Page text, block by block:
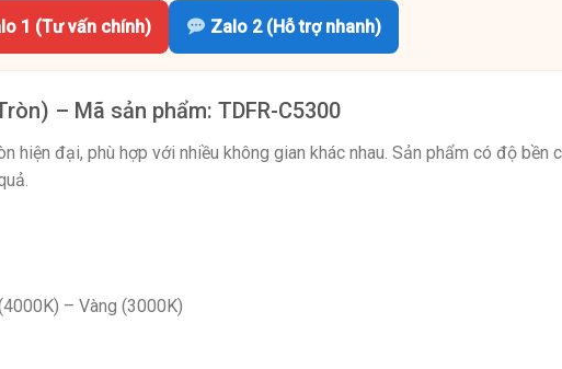
1 (Tư vấn chính) Zalo 2 (Hỗ trợ nhanh)
– Mã sản phẩm: TDFR-C5300
hiện đại, phù hợp với nhiều không gian khác nhau. Sản phẩm có độ bền
– Vàng (3000K)